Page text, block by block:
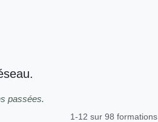
passées.
1-12 sur 98 formations